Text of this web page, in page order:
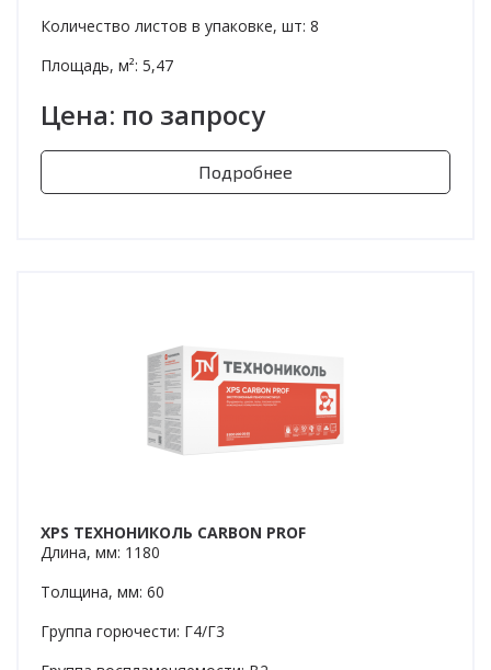
Количество листов в упаковке, шт: 8
Площадь, м²: 5,47
Цена: по запросу
Подробнее
XPS ТЕХНОНИКОЛЬ CARBON PROF
Длина, мм: 1180
Толщина, мм: 60
Группа горючести: Г4/Г3